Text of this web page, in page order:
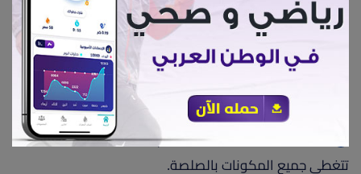
والطماطم المقطعة، والزيتون.
لتحضير الصلصة :
قم بخلط عصير الليمون مع زيت الزيتون والريحان والملح
جيدًا في وعاء صغير.
أضف الصلصة إلى السلطة وقم بتقليبها بلطف حتى
تتغطى جميع المكونات بالصلصة.